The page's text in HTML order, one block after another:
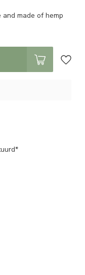
made of hemp